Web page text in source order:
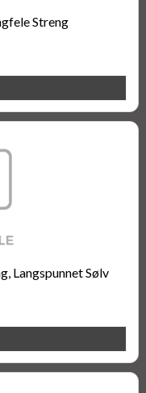
Streng
Langspunnet Sølv